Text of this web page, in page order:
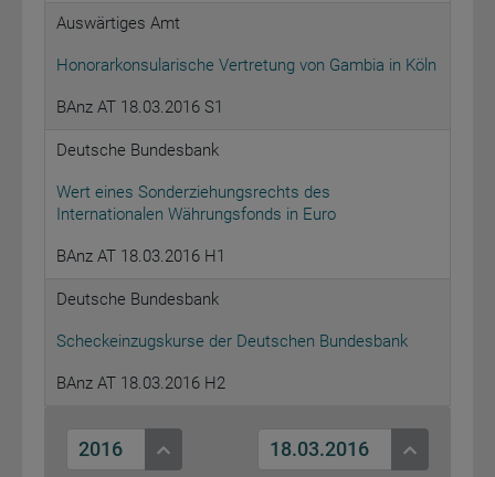
Auswärtiges Amt
Honorarkonsularische Vertretung von Gambia in Köln
BAnz AT 18.03.2016 S1
Deutsche Bundesbank
Wert eines Sonderziehungsrechts des
Internationalen Währungsfonds in Euro
BAnz AT 18.03.2016 H1
Deutsche Bundesbank
Scheckeinzugskurse der Deutschen Bundesbank
BAnz AT 18.03.2016 H2
2016 18.03.2016